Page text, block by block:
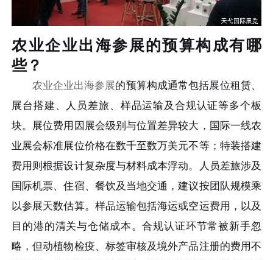
农业企业出海参展的预算构成有哪
些？
农业企业出海参展的预算构成通常包括展位租赁、
展台搭建、人员差旅、样品运输及合规认证等多个板
块。展位费用因展会级别与位置差异较大，国际一线农
业展会标准展位价格在数千至数万美元不等；特装搭建
费用则根据设计复杂度与材料成本浮动。人员差旅涉及
国际机票、住宿、餐饮及当地交通，建议按团队规模乘
以参展天数估算。样品运输包括海运或空运费用，以及
目的港的清关与仓储成本。合规认证环节常被新手忽
略，但动植物检疫、标签审核及境外产品注册的费用不